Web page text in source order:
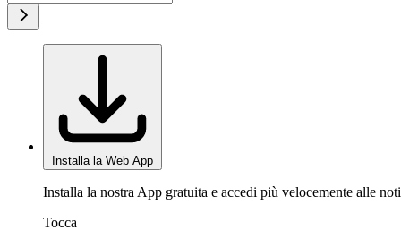
Installa la Web App
Installa la nostra App gratuita e accedi più velocemente alle
Tocca